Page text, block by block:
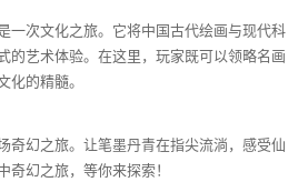
一次文化之旅。它将中国古代绘画与现代科
的艺术体验。在这里，玩家既可以领略名画
化的精髓。
奇幻之旅。让笔墨丹青在指尖流淌，感受仙
幻之旅，等你来探索！